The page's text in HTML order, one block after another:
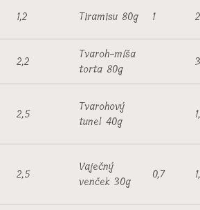
1,2 Tiramisu 80g 1
2,2
Tvaroh-míša
torta 80g
2,5
Tvarohový
tunel 40g
2,5
Vaječný
venček 30g
0,7